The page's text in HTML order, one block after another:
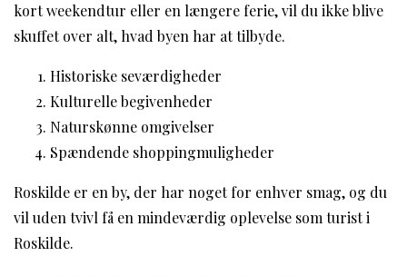
kort weekendtur eller en længere ferie, vil du ikke blive
skuffet over alt, hvad byen har at tilbyde.
Historiske seværdigheder
Kulturelle begivenheder
Naturskønne omgivelser
Spændende shoppingmuligheder
Roskilde er en by, der har noget for enhver smag, og du
vil uden tvivl få en mindeværdig oplevelse som turist i
Roskilde.